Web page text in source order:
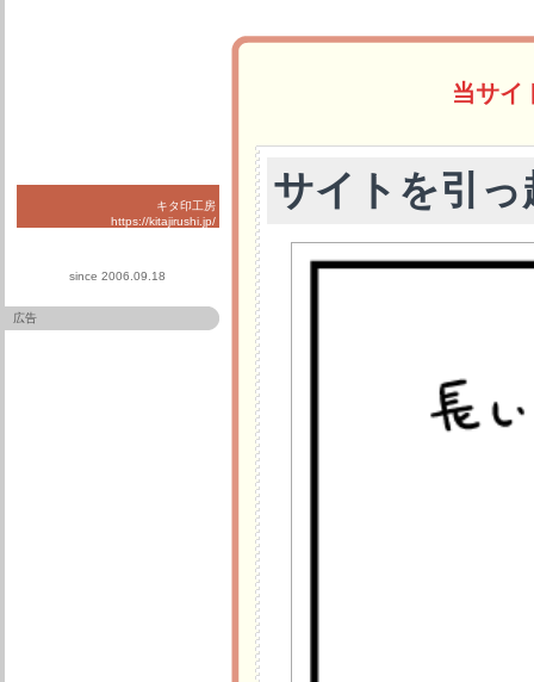
キタ印工房
https://kitajirushi.jp/
since 2006.09.18
広告
当サイ
サイトを引